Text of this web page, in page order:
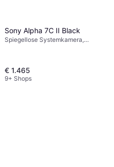
Sony Alpha 7C II Black
Spiegellose Systemkamera,
€ 1.465
9+ Shops